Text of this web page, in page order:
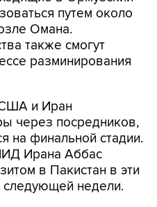
путем около
Омана.
также смогут
разминирования
США и Иран
через посредников,
на финальной стадии.
Ирана Аббас
в Пакистан в эти
недели.